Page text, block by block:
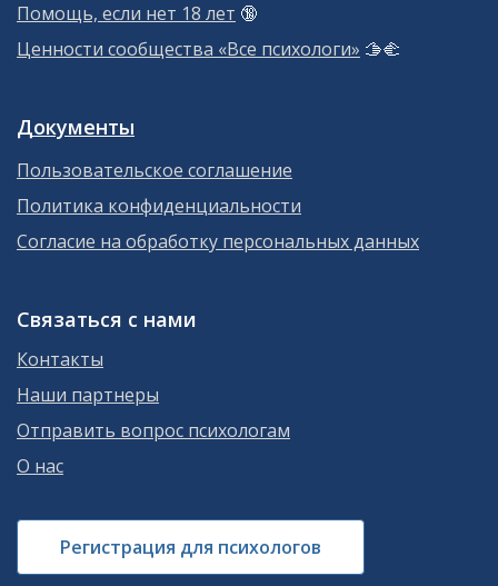
Помощь, если нет 18 лет 🔞
Ценности сообщества «Все психологи» 🫱‍🫲
Документы
Пользовательское соглашение
Политика конфиденциальности
Согласие на обработку персональных данных
Связаться с нами
Контакты
Наши партнеры
Отправить вопрос психологам
О нас
Регистрация для психологов